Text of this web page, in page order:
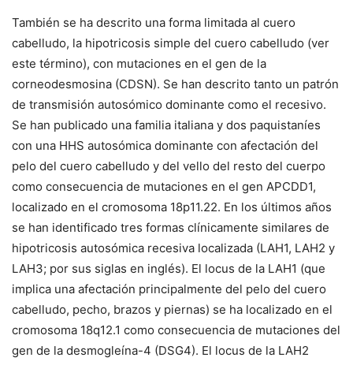
También se ha descrito una forma limitada al cuero
cabelludo, la hipotricosis simple del cuero cabelludo (ver
este término), con mutaciones en el gen de la
corneodesmosina (CDSN). Se han descrito tanto un patrón
de transmisión autosómico dominante como el recesivo.
Se han publicado una familia italiana y dos paquistaníes
con una HHS autosómica dominante con afectación del
pelo del cuero cabelludo y del vello del resto del cuerpo
como consecuencia de mutaciones en el gen APCDD1,
localizado en el cromosoma 18p11.22. En los últimos años
se han identificado tres formas clínicamente similares de
hipotricosis autosómica recesiva localizada (LAH1, LAH2 y
LAH3; por sus siglas en inglés). El locus de la LAH1 (que
implica una afectación principalmente del pelo del cuero
cabelludo, pecho, brazos y piernas) se ha localizado en el
cromosoma 18q12.1 como consecuencia de mutaciones del
gen de la desmogleína-4 (DSG4). El locus de la LAH2